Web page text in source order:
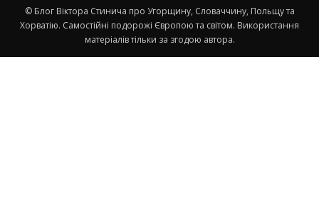
© Блог Віктора Стинича про Угорщину, Словаччину, Польщу та
Хорватію. Самостійні подорожі Європою та світом. Використання
матеріалів тільки за згодою автора.